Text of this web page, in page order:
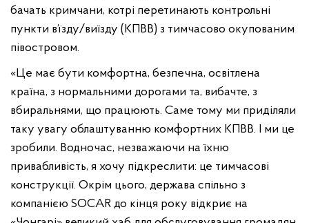
бачать кримчани, котрі перетинають контрольні
пункти в’їзду/виїзду (КПВВ) з тимчасово окупованим
півостровом.
«Це має бути комфортна, безпечна, освітлена
країна, з нормальними дорогами та, вибачте, з
вбиральнями, що працюють. Саме тому ми приділяли
таку увагу облаштуванню комфортних КПВВ. І ми це
зробили. Водночас, незважаючи на їхню
привабливість, я хочу підкреслити: це тимчасові
конструкції. Окрім цього, держава спільно з
компанією SOCAR до кінця року відкриє на